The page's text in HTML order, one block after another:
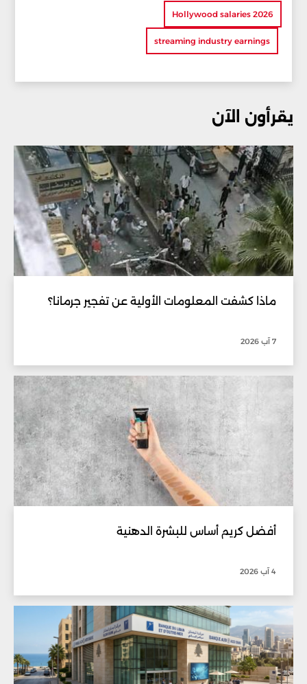
Hollywood salaries 2026
streaming industry earnings
يقرأون الآن
ماذا كشفت المعلومات الأولية عن تفجير جرمانا؟
7 آب 2026
أفضل كريم أساس للبشرة الدهنية
4 آب 2026